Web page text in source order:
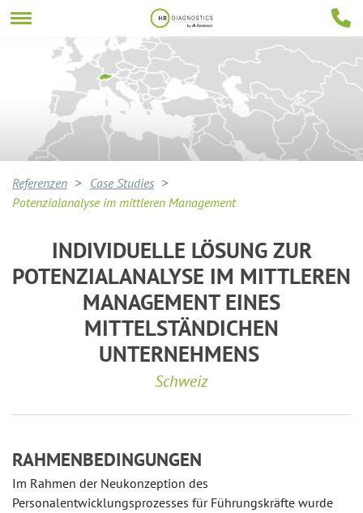
Referenzen
Case Studies
Potenzialanalyse im mittleren Management
INDIVIDUELLE LÖSUNG ZUR
POTENZIALANALYSE IM MITTLEREN
MANAGEMENT EINES
MITTELSTÄNDICHEN
UNTERNEHMENS
Schweiz
RAHMENBEDINGUNGEN
Im Rahmen der Neukonzeption des
Personalentwicklungsprozesses für Führungskräfte wurde